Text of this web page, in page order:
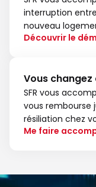
interruption
nouveau
Découvrir le
Vous
SFR vous
vous rembourse
résiliation chez
Me faire